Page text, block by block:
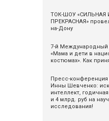
ТОК-ШОУ «СИЛЬНАЯ
ПРЕКРАСНАЯ»
на-Дону
7-й Международный
«Мама и дети в
костюмах». Как
Пресс-
Инны Шевченко:
интеллект, годичная
и 4 млрд. руб на
исследования!